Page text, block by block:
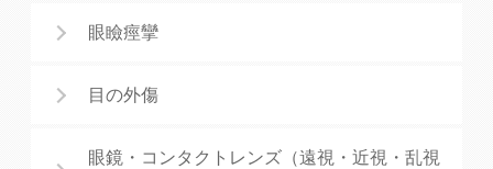
眼瞼痙攣
目の外傷
眼鏡・コンタクトレンズ（遠視・近視・乱視